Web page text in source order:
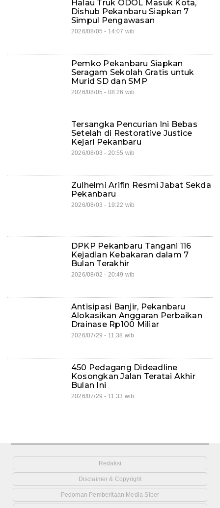
Halau Truk ODOL Masuk Kota,
Dishub Pekanbaru Siapkan 7
Simpul Pengawasan
2026/08/05 - 14:07 wib
Pemko Pekanbaru Siapkan
Seragam Sekolah Gratis untuk
Murid SD dan SMP
2026/08/05 - 08:26 wib
Tersangka Pencurian Ini Bebas
Setelah di Restorative Justice
Kejari Pekanbaru
2026/08/03 - 20:55 wib
Zulhelmi Arifin Resmi Jabat Sekda
Pekanbaru
2026/08/03 - 19:22 wib
DPKP Pekanbaru Tangani 116
Kejadian Kebakaran dalam 7
Bulan Terakhir
2026/08/02 - 20:49 wib
Antisipasi Banjir, Pekanbaru
Alokasikan Anggaran Perbaikan
Drainase Rp100 Miliar
2026/07/29 - 11:38 wib
450 Pedagang Dideadline
Kosongkan Jalan Teratai Akhir
Bulan Ini
2026/07/29 - 11:33 wib
Redaksi
Disclaimer & Copyright
Pedoman Pemberitaan Media Siber